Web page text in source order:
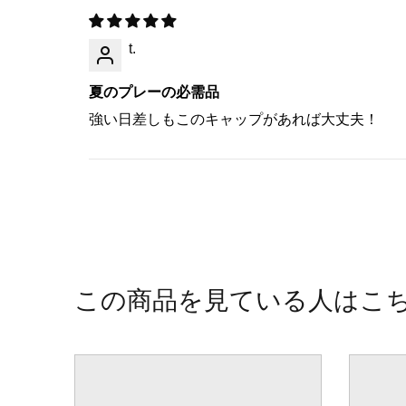
t.
夏のプレーの必需品
強い日差しもこのキャップがあれば大丈夫！
この商品を見ている人はこ